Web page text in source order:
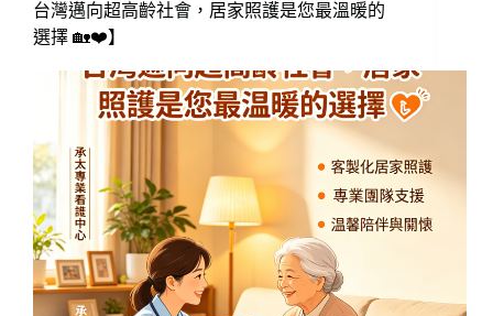
台灣邁向超高齡社會，居家照護是您最溫暖的
選擇 🏡❤️】